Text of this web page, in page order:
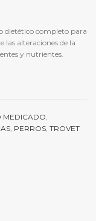
dietético completo para
las alteraciones de la
y nutrientes.
MEDICADO
PERROS TROVET